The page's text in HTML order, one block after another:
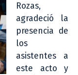
Rozas,
agradeció la
presencia de
los
asistentes a
este acto y